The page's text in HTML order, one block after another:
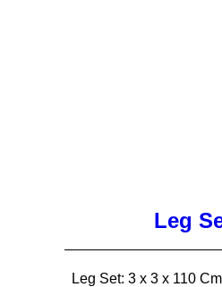
Leg
Leg Set: 3 x 3 x 110